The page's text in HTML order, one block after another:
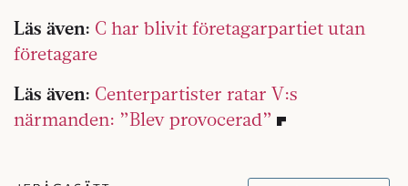
Läs även: C har blivit företagarpartiet utan
företagare
Läs även: Centerpartister ratar V:s
närmanden: ”Blev provocerad”